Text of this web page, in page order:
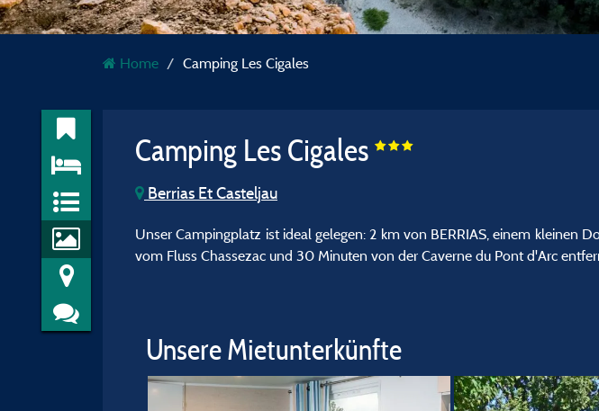
Home Camping Les Cigales
Camping Les Cigales
Berrias Et Casteljau
Unser Campingplatz ist ideal gelegen: 2 km von BERRIAS, einem kleinen
vom Fluss Chassezac und 30 Minuten von der Caverne du Pont d'Arc
Unsere Mietunterkünfte